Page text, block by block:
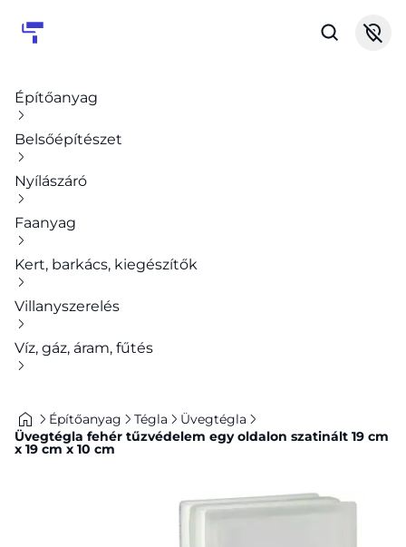
Építőanyag
Belsőépítészet
Nyílászáró
Faanyag
Kert, barkács, kiegészítők
Villanyszerelés
Víz, gáz, áram, fűtés
Építőanyag Tégla
Üvegtégla
Üvegtégla fehér tűzvédelem egy oldalon szatinált 19 cm
x 19 cm x 10 cm